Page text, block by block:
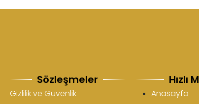
Sözleşmeler
Gizlilik ve Güvenlik
Hızlı
Anasayfa